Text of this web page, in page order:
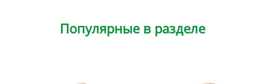
Популярные в разделе